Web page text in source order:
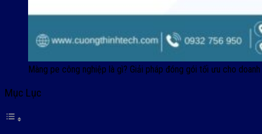
Màng pe công nghiệp là gì? Giải pháp đóng gói tối ưu cho
Mục Lục